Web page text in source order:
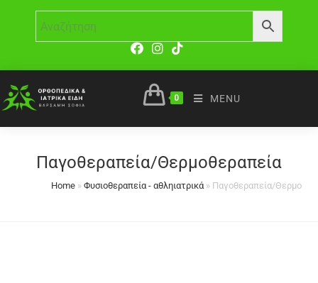
0 MENU
Παγοθεραπεία/Θερμοθεραπεία
Home »Φυσιοθεραπεία - αθληιατρικά» Παγοθεραπεία/